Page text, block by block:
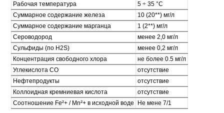
Рабочая температура
5 ÷ 35 °С
Суммарное содержание железа
10 (20**) мг/л
Суммарное содержание марганца
1 (2**) мг/л
Сероводород
менее 2,0 мг/л
Сульфиды (по H2S)
менее 0,2 мг/л
Концентрация свободного хлора
не более 0.5 мг/л
Углекислота CO
отсутствие
Нефтепродукты
отсутствие
Коллоидная кремниевая кислота
отсутствие
Соотношение Fe²+ / Mn²+ в исходной воде
Не мене 7/1